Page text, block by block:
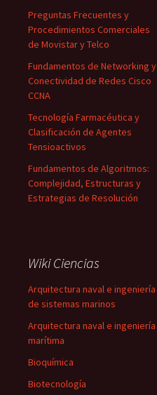
Preguntas Frecuentes y
Procedimientos Comerciales
de Movistar y Telco
Fundamentos de Networking y
Conectividad de Redes Cisco
CCNA
Tecnología Farmacéutica y
Clasificación de Agentes
Tensioactivos
Fundamentos de Algoritmos:
Complejidad, Estructuras y
Estrategias de Resolución
Wiki Ciencias
Arquitectura naval e ingeniería
de sistemas marinos
Arquitectura naval e ingeniería
marítima
Bioquímica
Biotecnología